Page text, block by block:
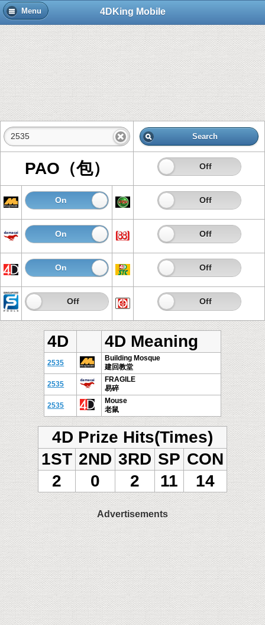
Menu 4DKing Mobile
Search
PAO（包） On Off
On Off On Off
On Off On Off
On Off On Off
On Off On Off
4D 4D Meaning
2535
Building Mosque
建回教堂
2535
FRAGILE
易碎
2535
Mouse
老鼠
4D Prize Hits(Times)
1ST 2ND 3RD SP CON
2
0 2 11 14
Advertisements